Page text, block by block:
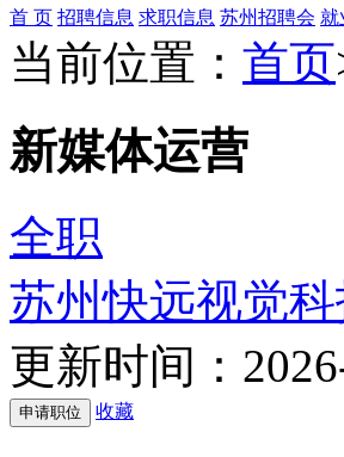
首 页 招聘信息 求职信息 苏州招聘会 就
当前位置： 首页
新媒体运营
全职
苏州快远视觉
更新时间：
收藏